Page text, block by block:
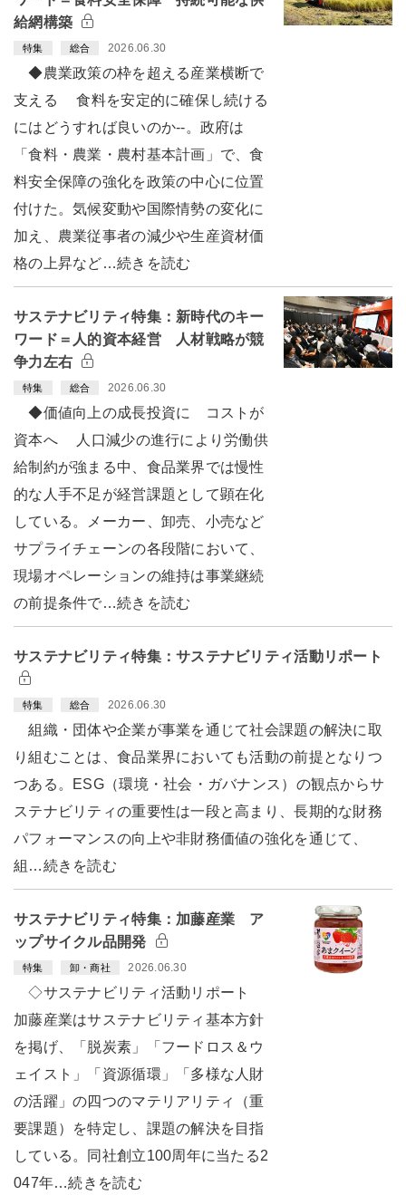
給網構築
特集 総合 2026.06.30
◆農業政策の枠を超える産業横断で
支える 食料を安定的に確保し続ける
にはどうすれば良いのか--。政府は
「食料・農業・農村基本計画」で、食
料安全保障の強化を政策の中心に位置
付けた。気候変動や国際情勢の変化に
加え、農業従事者の減少や生産資材価
格の上昇など…続きを読む
サステナビリティ特集：新時代のキー
ワード＝人的資本経営 人材戦略が競
争力左右
特集 総合 2026.06.30
◆価値向上の成長投資に コストが
資本へ 人口減少の進行により労働供
給制約が強まる中、食品業界では慢性
的な人手不足が経営課題として顕在化
している。メーカー、卸売、小売など
サプライチェーンの各段階において、
現場オペレーションの維持は事業継続
の前提条件で…続きを読む
サステナビリティ特集：サステナビリティ活動リポート
特集 総合 2026.06.30
組織・団体や企業が事業を通じて社会課題の解決に取
り組むことは、食品業界においても活動の前提となりつ
つある。ESG（環境・社会・ガバナンス）の観点からサ
ステナビリティの重要性は一段と高まり、長期的な財務
パフォーマンスの向上や非財務価値の強化を通じて、
組…続きを読む
サステナビリティ特集：加藤産業 ア
ップサイクル品開発
特集 卸・商社 2026.06.30
◇サステナビリティ活動リポート
加藤産業はサステナビリティ基本方針
を掲げ、「脱炭素」「フードロス＆ウ
ェイスト」「資源循環」「多様な人財
の活躍」の四つのマテリアリティ（重
要課題）を特定し、課題の解決を目指
している。同社創立100周年に当たる2
047年…続きを読む